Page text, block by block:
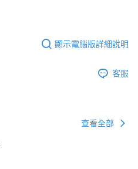
顯示電腦版詳細說明
客服
查看全部